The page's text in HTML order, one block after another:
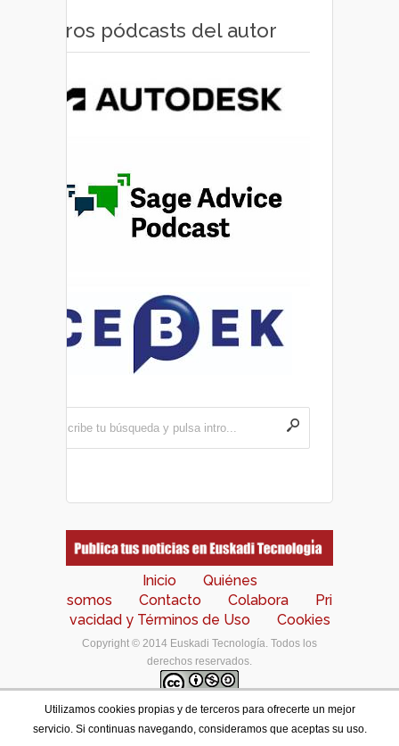
Otros pódcasts del autor
Inicio
Quiénes
somos
Contacto Colabora
Pri
vacidad y Términos de Uso
Cookies
Copyright © 2014 Euskadi Tecnología. Todos los
derechos reservados.
Los contenidos de este portal están bajo unalicencia
de Creative Commons Reconocimiento-NoComercial-
Utilizamos cookies propias y de terceros para ofrecerte un mejor
servicio. Si continuas navegando, consideramos que aceptas su uso.